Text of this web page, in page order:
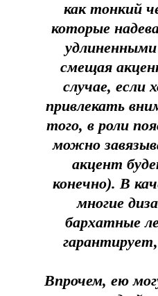
как тонкий
которые
смещая
случае, если
привлекать
того, в роли
можно
акцент
конечно). В
многие
бархатные
Впрочем, ею